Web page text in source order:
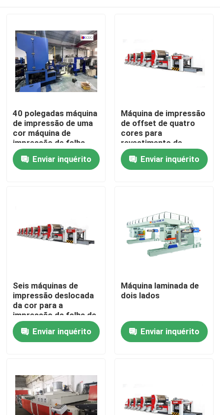
Casa
Produtos
Sobre nós
Controle da qualidade
Peça umas citações
A bebida pode fazendo a máquina
Lata do aerossol que faz a máquina
40 polegadas máquina
de impressão de uma
cor máquina de
impressão de folha
Linha de impressão de
chapa de estanho
Enviar inquérito
Máquina de impressão
de offset de quatro
cores para
revestimento de
chapas de estanho
Enviar inquérito
Seis máquinas de
impressão deslocada
da cor para a
impressão da folha de
metal do folha de
FlandresEnviar inquérito
Máquina laminada de
dois lados
Enviar inquérito